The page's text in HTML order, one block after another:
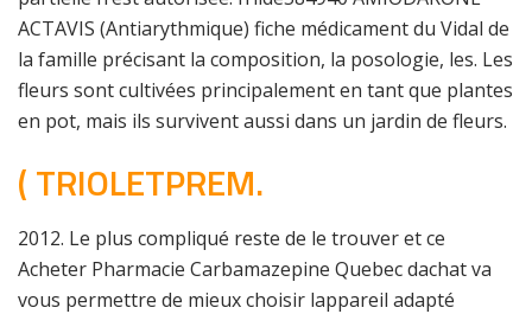
ACTAVIS (Antiarythmique) fiche médicament du Vidal de
la famille précisant la composition, la posologie, les. Les
fleurs sont cultivées principalement en tant que plantes
en pot, mais ils survivent aussi dans un jardin de fleurs.
( TRIOLETPREM.
2012. Le plus compliqué reste de le trouver et ce
Acheter Pharmacie Carbamazepine Quebec dachat va
vous permettre de mieux choisir lappareil adapté